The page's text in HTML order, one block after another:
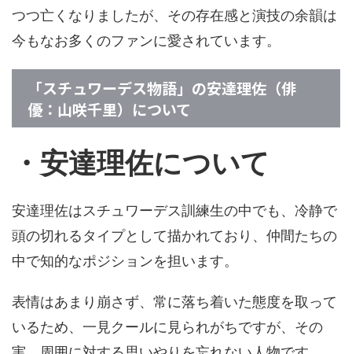
つつ亡くなりましたが、その存在感と演技の余韻は
今もなお多くのファンに愛されています。
「スチュワーデス物語」の安達理佐（俳
優：山咲千里）について
・安達理佐について
安達理佐はスチュワーデス訓練生の中でも、冷静で
頭の切れるタイプとして描かれており、仲間たちの
中で知的なポジションを担います。
表情はあまり崩さず、常に落ち着いた態度を取って
いるため、一見クールに見られがちですが、その